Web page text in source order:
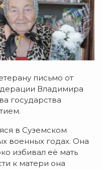
письмо от
Владимира
государства
в Суземском
военных годах. Она
избивал её мать
к матери она